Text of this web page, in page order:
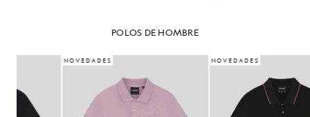
POLOS DE HOMBRE
NOVEDADES NOVEDADES